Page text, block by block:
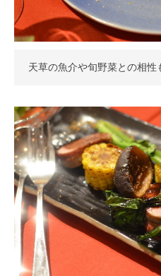
天草の魚介や旬野菜との相性